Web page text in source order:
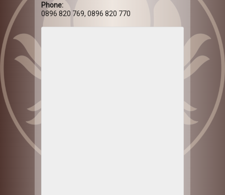
Phone:
0896 820 769, 0896 820 770